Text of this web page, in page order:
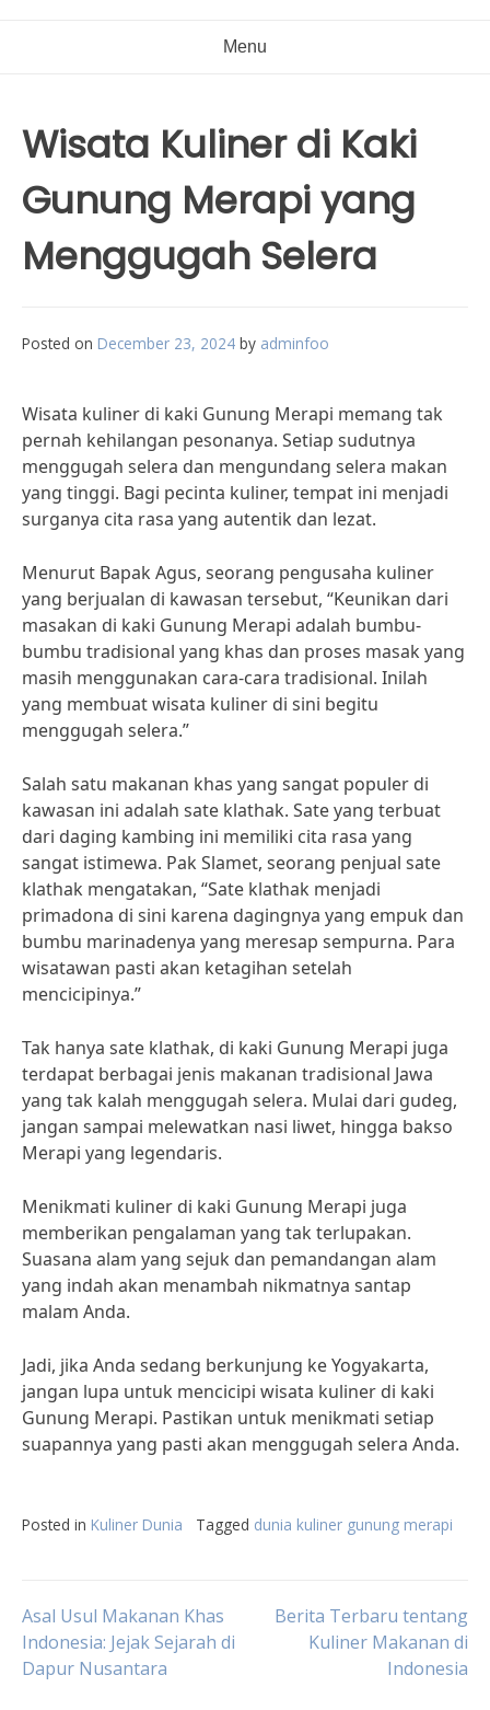
Menu
Wisata Kuliner di Kaki
Gunung Merapi yang
Menggugah Selera
Posted on December 23, 2024 by adminfoo
Wisata kuliner di kaki Gunung Merapi memang tak
pernah kehilangan pesonanya. Setiap sudutnya
menggugah selera dan mengundang selera makan
yang tinggi. Bagi pecinta kuliner, tempat ini menjadi
surganya cita rasa yang autentik dan lezat.
Menurut Bapak Agus, seorang pengusaha kuliner
yang berjualan di kawasan tersebut, “Keunikan dari
masakan di kaki Gunung Merapi adalah bumbu-
bumbu tradisional yang khas dan proses masak yang
masih menggunakan cara-cara tradisional. Inilah
yang membuat wisata kuliner di sini begitu
menggugah selera.”
Salah satu makanan khas yang sangat populer di
kawasan ini adalah sate klathak. Sate yang terbuat
dari daging kambing ini memiliki cita rasa yang
sangat istimewa. Pak Slamet, seorang penjual sate
klathak mengatakan, “Sate klathak menjadi
primadona di sini karena dagingnya yang empuk dan
bumbu marinadenya yang meresap sempurna. Para
wisatawan pasti akan ketagihan setelah
mencicipinya.”
Tak hanya sate klathak, di kaki Gunung Merapi juga
terdapat berbagai jenis makanan tradisional Jawa
yang tak kalah menggugah selera. Mulai dari gudeg,
jangan sampai melewatkan nasi liwet, hingga bakso
Merapi yang legendaris.
Menikmati kuliner di kaki Gunung Merapi juga
memberikan pengalaman yang tak terlupakan.
Suasana alam yang sejuk dan pemandangan alam
yang indah akan menambah nikmatnya santap
malam Anda.
Jadi, jika Anda sedang berkunjung ke Yogyakarta,
jangan lupa untuk mencicipi wisata kuliner di kaki
Gunung Merapi. Pastikan untuk menikmati setiap
suapannya yang pasti akan menggugah selera Anda.
Posted in Kuliner Dunia Tagged dunia kuliner gunung merapi
Post
navigation
Asal Usul Makanan Khas
Indonesia: Jejak Sejarah di
Dapur Nusantara
Berita Terbaru tentang
Kuliner Makanan di
Indonesia